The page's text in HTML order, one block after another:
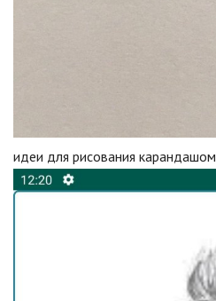
идеи для рисования карандашом